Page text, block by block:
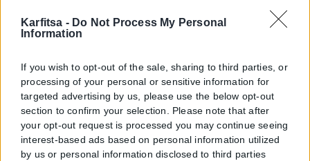
Karfitsa - Do Not Process My Personal
Information
If you wish to opt-out of the sale, sharing to third parties, or
processing of your personal or sensitive information for
targeted advertising by us, please use the below opt-out
section to confirm your selection. Please note that after
your opt-out request is processed you may continue seeing
interest-based ads based on personal information utilized
by us or personal information disclosed to third parties